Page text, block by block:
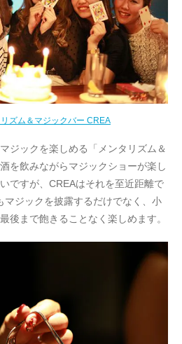
ズム＆マジックバー CREA
ジックを楽しめる「メンタリズム＆
を飲みながらマジックショーが楽し
ですが、CREAはそれを至近距離で
マジックを披露するだけでなく、小
後まで飽きることなく楽しめます。